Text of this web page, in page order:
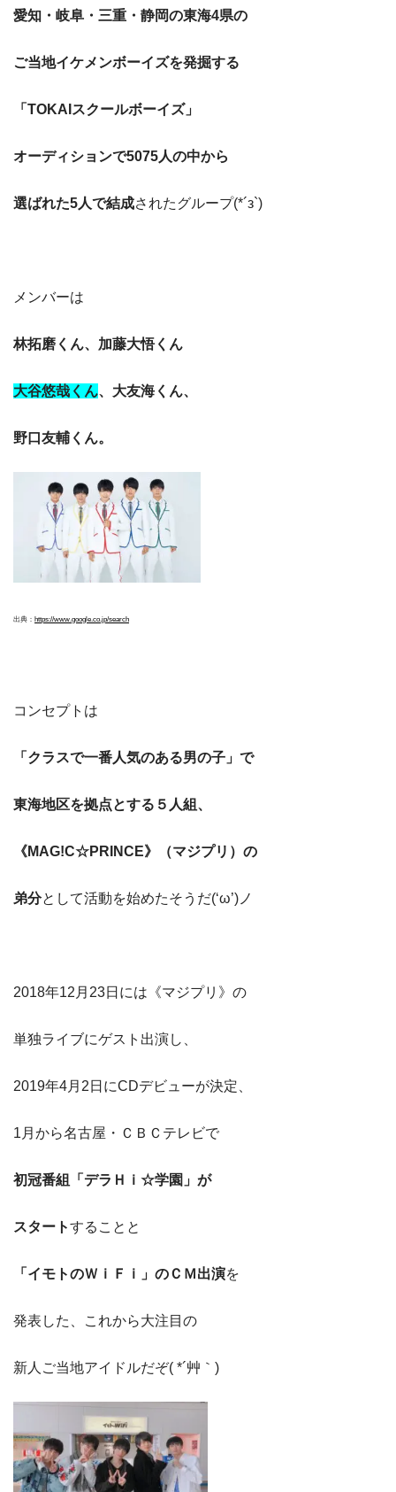
愛知・岐阜・三重・静岡の東海4県の
ご当地イケメンボーイズを発掘する
「TOKAIスクールボーイズ」
オーディションで5075人の中から
選ばれた5人で結成されたグループ(*´з`)
メンバーは
林拓磨くん、加藤大悟くん
大谷悠哉くん、大友海くん、
野口友輔くん。
出典： https://www.google.co.jp/search
コンセプトは
「クラスで一番人気のある男の子」で
東海地区を拠点とする５人組、
《MAG!C☆PRINCE》（マジプリ）の
弟分として活動を始めたそうだ(‘ω’)ノ
2018年12月23日には《マジプリ》の
単独ライブにゲスト出演し、
2019年4月2日にCDデビューが決定、
1月から名古屋・ＣＢＣテレビで
初冠番組「デラＨｉ☆学園」が
スタートすることと
「イモトのＷｉＦｉ」のＣＭ出演を
発表した、これから大注目の
新人ご当地アイドルだぞ( *´艸｀)